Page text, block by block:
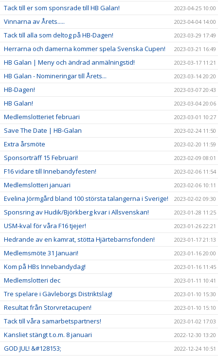
Tack till er som sponsrade till HB Galan! 2023-04-25 10:00
Vinnarna av Årets..... 2023-04-04 14:00
Tack till alla som deltog på HB-Dagen! 2023-03-29 17:49
Herrarna och damerna kommer spela Svenska Cupen! 2023-03-21 16:49
HB Galan | Meny och ändrad anmälningstid! 2023-03-17 11:21
HB Galan - Nomineringar till Årets... 2023-03-14 20:20
HB-Dagen! 2023-03-07 20:43
HB Galan! 2023-03-04 20:06
Medlemslotteriet februari 2023-03-01 10:27
Save The Date | HB-Galan 2023-02-24 11:50
Extra årsmöte 2023-02-20 11:59
Sponsorträff 15 Februari! 2023-02-09 08:01
F16 vidare till Innebandyfesten! 2023-02-06 11:54
Medlemslotteri januari 2023-02-06 10:11
Evelina Jörmgård bland 100 största talangerna i Sverige! 2023-02-02 09:30
Sponsring av Hudik/Björkberg kvar i Allsvenskan! 2023-01-28 11:25
USM-kval för våra F16 tjejer! 2023-01-26 22:21
Hedrande av en kamrat, stötta Hjärtebarnsfonden! 2023-01-17 21:13
Medlemsmöte 31 Januari! 2023-01-16 20:00
Kom på HBs Innebandydag! 2023-01-16 11:45
Medlemslotteri dec 2023-01-11 10:41
Tre spelare i Gävleborgs Distriktslag! 2023-01-10 15:30
Resultat från Storvretacupen! 2023-01-10 15:10
Tack till våra samarbetspartners! 2023-01-02 17:03
Kansliet stängt t.o.m. 8 januari 2022-12-30 13:20
GOD JUL! &#128153; 2022-12-24 10:51